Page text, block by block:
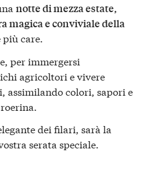
notte di mezza estate,
magica e conviviale della
più care.
per immergersi
agricoltori e vivere
assimilando colori, sapori e
dei filari, sarà la
serata speciale.